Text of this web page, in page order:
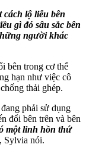
cách lộ liễu bên
gì đó sâu sắc bên
người khác
bên trong cơ thể
hạn như việc cô
thải ghép.
phải sử dụng
đổi bên trên và bên
một linh hồn thứ
, Sylvia nói.